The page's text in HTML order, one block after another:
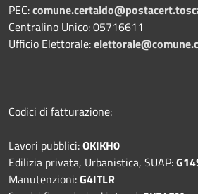
PEC:
Centralino Unico: 05716611
Ufficio Elettorale:
Codici di fatturazione:
Lavori pubblici:OKIKH0
Edilizia privata, Urbanistica, SUAP:
Manutenzioni:G4ITLR